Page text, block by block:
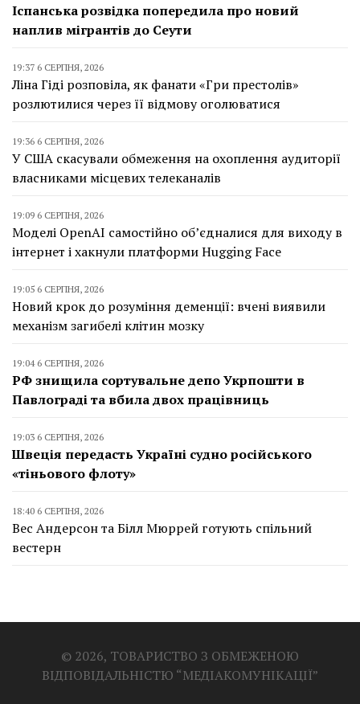
Іспанська розвідка попередила про новий
наплив мігрантів до Сеути
19:37 6 СЕРПНЯ, 2026
Ліна Гіді розповіла, як фанати «Гри престолів»
розлютилися через її відмову оголюватися
19:36 6 СЕРПНЯ, 2026
У США скасували обмеження на охоплення аудиторії
власниками місцевих телеканалів
19:09 6 СЕРПНЯ, 2026
Моделі OpenAI самостійно об’єдналися для виходу в
інтернет і хакнули платформи Hugging Face
19:05 6 СЕРПНЯ, 2026
Новий крок до розуміння деменції: вчені виявили
механізм загибелі клітин мозку
19:04 6 СЕРПНЯ, 2026
РФ знищила сортувальне депо Укрпошти в
Павлограді та вбила двох працівниць
19:03 6 СЕРПНЯ, 2026
Швеція передасть Україні судно російського
«тіньового флоту»
18:40 6 СЕРПНЯ, 2026
Вес Андерсон та Білл Мюррей готують спільний
вестерн
© 2026, ТОВАРИСТВО З ОБМЕЖЕНОЮ
ВІДПОВІДАЛЬНІСТЮ “МЕДІАКОМУНІКАЦІЇ”